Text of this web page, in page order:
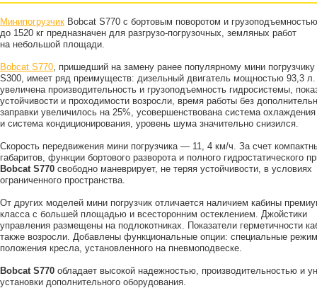
Минипогрузчик Bobcat S770 с бортовым поворотом и грузоподъемностью
до 1520 кг предназначен для разгрузо-погрузочных, земляных работ
на небольшой площади.
Bobcat S770, пришедший на замену ранее популярному мини
S300, имеет ряд преимуществ: дизельный двигатель мощностью 93,3
увеличена производительность и грузоподъемность гидросистемы,
устойчивости и проходимости возросли, время работы без
заправки увеличилось на 25%, усовершенствована система охлаждения
и система кондиционирования, уровень шума значительно снизился.
Скорость передвижения мини погрузчика — 11, 4 км/ч. За счет
габаритов, функции бортового разворота и полного гидростатического
Bobcat S770 свободно маневрирует, не теряя устойчивости, в условиях
ограниченного пространства.
От других моделей мини погрузчик отличается наличием кабины
класса с большей площадью и всесторонним остеклением. Джойстики
управления размещены на подлокотниках. Показатели герметичности
также возросли. Добавлены функциональные опции: специальные
положения кресла, установленного на пневмоподвеске.
Bobcat S770 обладает высокой надежностью, производительностью и
установки дополнительного оборудования.